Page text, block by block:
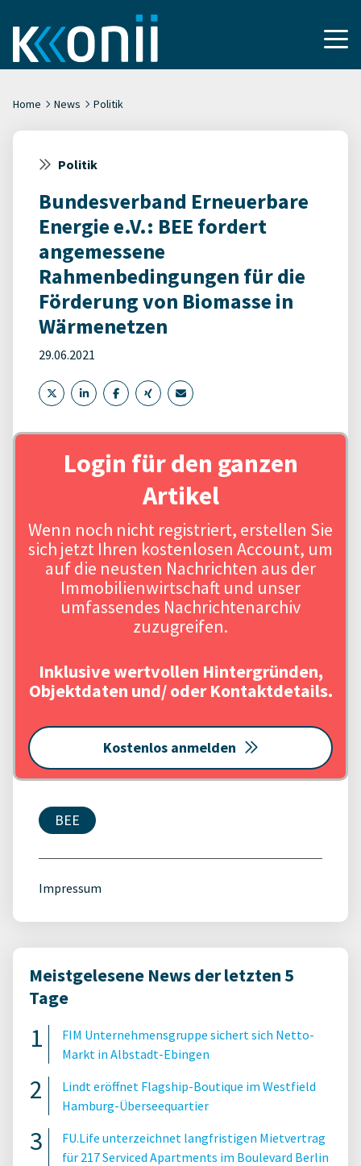
Home News Politik
Politik
Bundesverband Erneuerbare
Energie e.V.: BEE fordert
angemessene
Rahmenbedingungen für die
Förderung von Biomasse in
Wärmenetzen
29.06.2021
Login für den ganzen
Artikel
Wenn noch nicht registriert, erstellen Sie
sich jetzt Ihren kostenlosen Account, um
auf die neusten Nachrichten aus der
Immobilienwirtschaft und unser
umfassendes Nachrichtenarchiv
zuzugreifen.
Inklusive wertvollen Hintergründen,
Objektdaten und/ oder Kontaktdetails.
Kostenlos anmelden
BEE
Impressum
Meistgelesene News der letzten 5
Tage
FIM Unternehmensgruppe sichert sich Netto-
Markt in Albstadt-Ebingen
Lindt eröffnet Flagship-Boutique im Westfield
Hamburg-Überseequartier
FU.Life unterzeichnet langfristigen Mietvertrag
für 217 Serviced Apartments im Boulevard Berlin